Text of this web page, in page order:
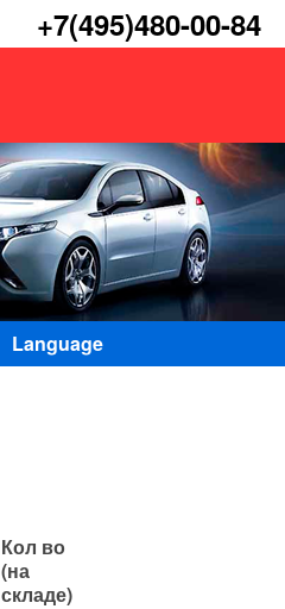
+7(495)480-00-84
Language
Кол во
(на
складе)